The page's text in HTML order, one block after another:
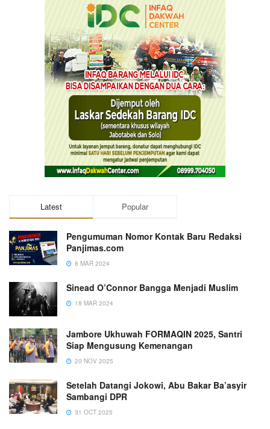
Latest Popular
Pengumuman Nomor Kontak Baru Redaksi
Panjimas.com
8 MAR 2024
Sinead O’Connor Bangga Menjadi Muslim
18 MAR 2024
Jambore Ukhuwah FORMAQIN 2025, Santri
Siap Mengusung Kemenangan
20 NOV 2025
Setelah Datangi Jokowi, Abu Bakar Ba’asyir
Sambangi DPR
31 OCT 2025